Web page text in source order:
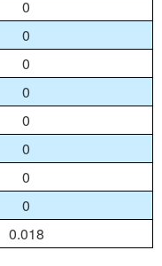
0
0
0
0
0
0
0
0
0.018